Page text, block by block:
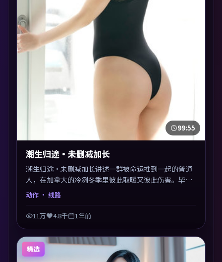
99:55
潮生归途·未删减加长
潮生归途·未删减加长讲述一群被命运推到一起的普通
人，在加拿大的冷冽冬季里彼此取暖又彼此伤害。毕赣
以动作类型外壳探讨信任与背叛，映后讨论度颇高。片
动作 · 线路
11万 4.8千 1年前
精选